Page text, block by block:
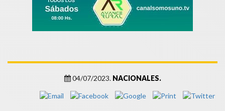
04/07/2023. NACIONALES.